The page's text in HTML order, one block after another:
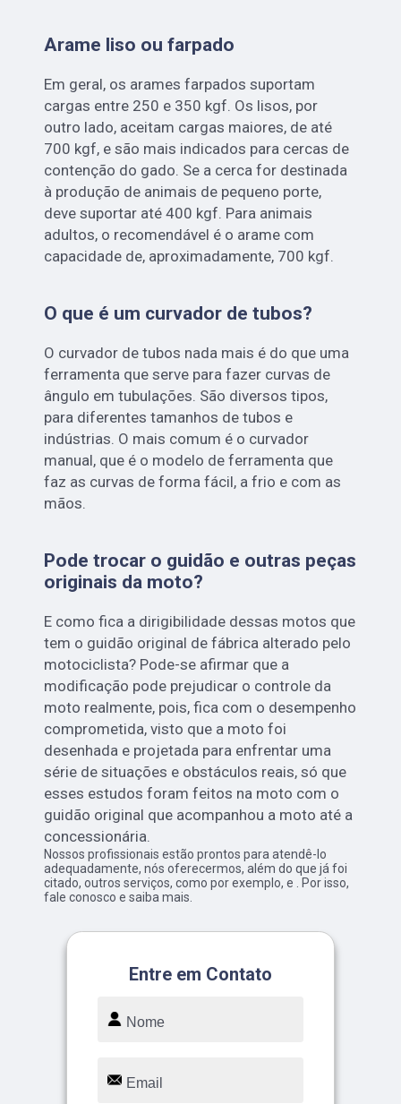
Arame liso ou farpado
Em geral, os arames farpados suportam
cargas entre 250 e 350 kgf. Os lisos, por
outro lado, aceitam cargas maiores, de até
700 kgf, e são mais indicados para cercas de
contenção do gado. Se a cerca for destinada
à produção de animais de pequeno porte,
deve suportar até 400 kgf. Para animais
adultos, o recomendável é o arame com
capacidade de, aproximadamente, 700 kgf.
O que é um curvador de tubos?
O curvador de tubos nada mais é do que uma
ferramenta que serve para fazer curvas de
ângulo em tubulações. São diversos tipos,
para diferentes tamanhos de tubos e
indústrias. O mais comum é o curvador
manual, que é o modelo de ferramenta que
faz as curvas de forma fácil, a frio e com as
mãos.
Pode trocar o guidão e outras peças
originais da moto?
E como fica a dirigibilidade dessas motos que
tem o guidão original de fábrica alterado pelo
motociclista? Pode-se afirmar que a
modificação pode prejudicar o controle da
moto realmente, pois, fica com o desempenho
comprometida, visto que a moto foi
desenhada e projetada para enfrentar uma
série de situações e obstáculos reais, só que
esses estudos foram feitos na moto com o
guidão original que acompanhou a moto até a
concessionária.
Nossos profissionais estão prontos para atendê-lo
adequadamente, nós oferecermos, além do que já foi
citado, outros serviços, como por exemplo, e . Por isso,
fale conosco e saiba mais.
Entre em Contato